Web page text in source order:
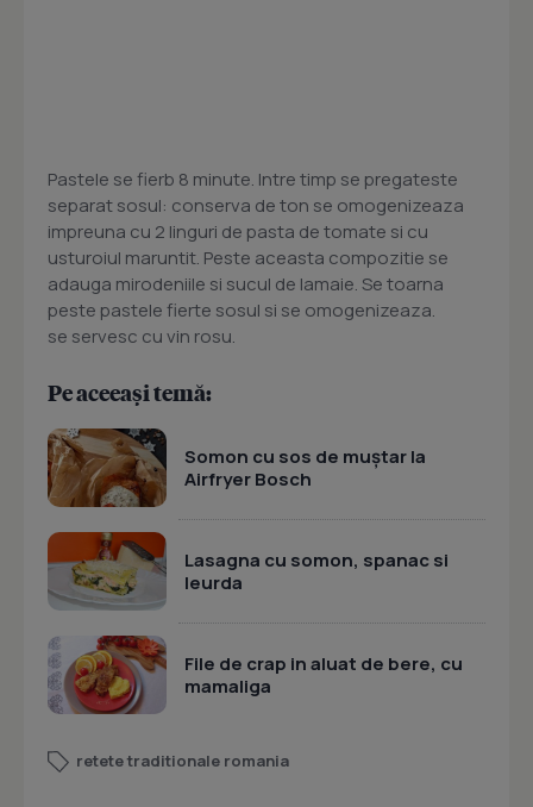
Pastele se fierb 8 minute. Intre timp se pregateste
separat sosul: conserva de ton se omogenizeaza
impreuna cu 2 linguri de pasta de tomate si cu
usturoiul maruntit. Peste aceasta compozitie se
adauga mirodeniile si sucul de lamaie. Se toarna
peste pastele fierte sosul si se omogenizeaza.
se servesc cu vin rosu.
Pe aceeași temă:
Somon cu sos de muștar la
Airfryer Bosch
Lasagna cu somon, spanac si
leurda
File de crap in aluat de bere, cu
mamaliga
retete traditionale romania